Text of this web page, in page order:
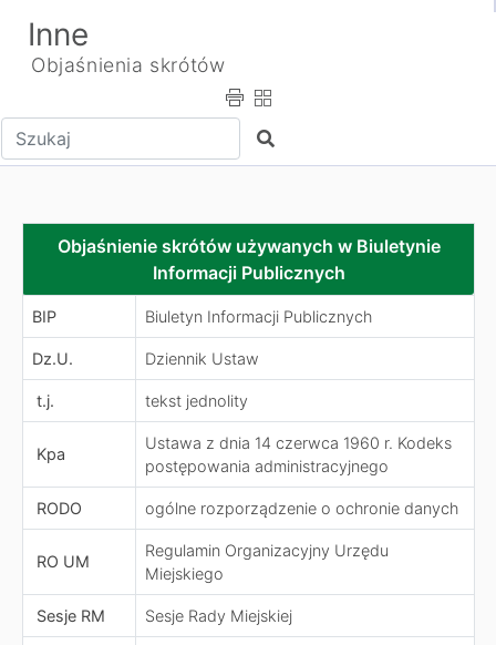
Inne
Objaśnienia skrótów
Wpisz tekst do wyszukania Szukaj
Objaśnienie skrótów używanych w Biuletynie Informacji
Objaśnienie skrótów używanych w Biuletynie
Informacji Publicznych
BIP Biuletyn Informacji Publicznych
Dz.U. Dziennik Ustaw
t.j. tekst jednolity
Kpa
Ustawa z dnia 14 czerwca 1960 r. Kodeks
postępowania administracyjnego
RODO ogólne rozporządzenie o ochronie danych
RO UM
Regulamin Organizacyjny Urzędu
Miejskiego
Sesje RM Sesje Rady Miejskiej